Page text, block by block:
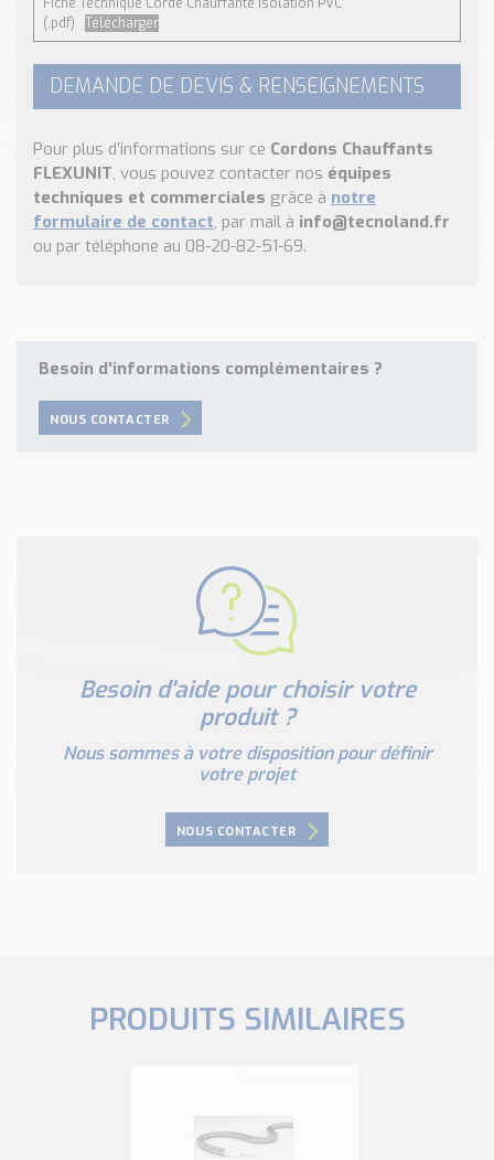
(.pdf)
Télécharger
DEMANDE DE DEVIS & RENSEIGNEMENTS
Pour plus d’informations sur ce Cordons Chauffants
FLEXUNIT, vous pouvez contacter nos équipes
techniques et commerciales grâce à notre
formulaire de contact, par mail à info@tecnoland.fr
ou par téléphone au 08-20-82-51-69.
Besoin d'informations complémentaires ?
NOUS CONTACTER
Besoin d'aide pour choisir votre
produit ?
Nous sommes à votre disposition pour définir
votre projet
NOUS CONTACTER
PRODUITS SIMILAIRES